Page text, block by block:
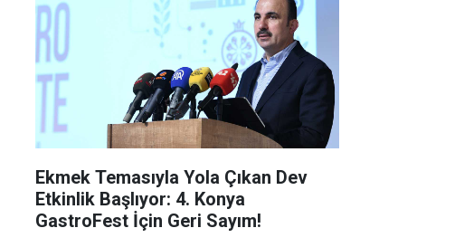
Ekmek Temasıyla Yola Çıkan Dev
Etkinlik Başlıyor: 4. Konya
GastroFest İçin Geri Sayım!